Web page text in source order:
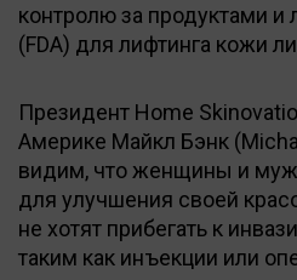
контролю за продуктами
(FDA) для лифтинга кожи
Президент Home
Америке Майкл Бэнк
видим, что женщины и
для улучшения своей
не хотят прибегать к
таким как инъекции или